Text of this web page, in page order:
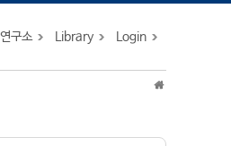
구소 Library Login